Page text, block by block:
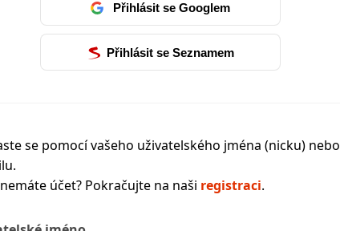
Přihlásit se Googlem
Přihlásit se Seznamem
se pomocí vašeho uživatelského jména (nicku) nebo
nemáte účet? Pokračujte na naši registraci.